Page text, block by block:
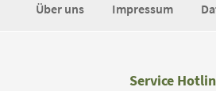
Über uns Impressum
Service